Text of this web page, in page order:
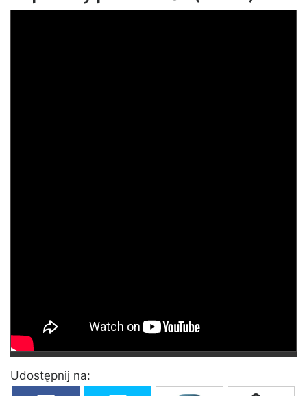
Udostępnij na: